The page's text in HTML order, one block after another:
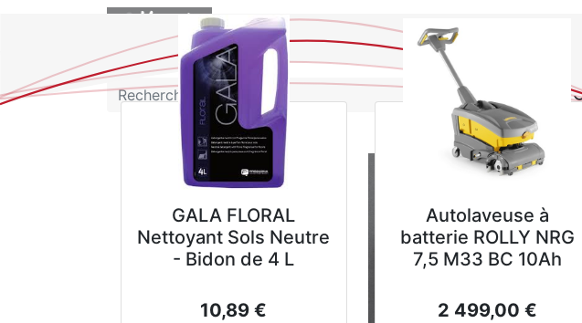
BOUTIQUE NOUVEAUTES
GALA FLORAL
Nettoyant Sols Neutre
- Bidon de 4 L
10,89 €
Autolaveuse à
batterie ROLLY NRG
7,5 M33 BC 10Ah
2 499,00 €